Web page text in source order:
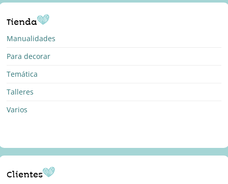
Tienda
Manualidades
Para decorar
Temática
Talleres
Varios
Clientes